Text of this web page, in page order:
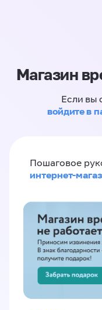
Магазин
Если вы
войдите в
Пошаговое
интернет-